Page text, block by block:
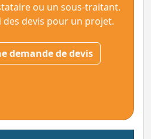
ou un sous-traitant.
des devis pour un projet.
demande de devis